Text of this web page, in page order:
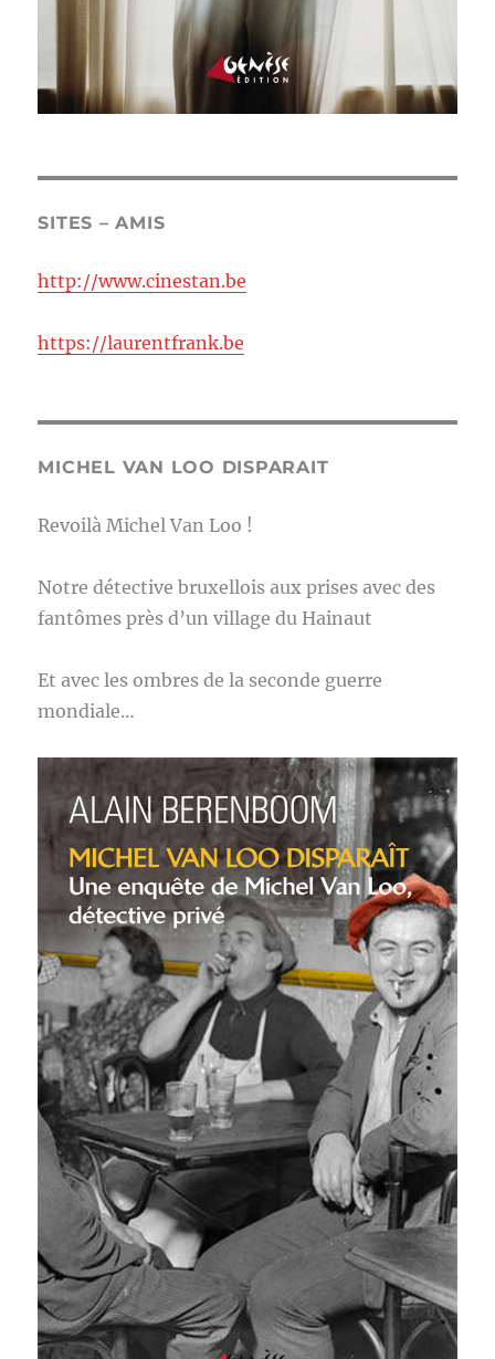
SITES – AMIS
http://www.cinestan.be
https://laurentfrank.be
MICHEL VAN LOO DISPARAIT
Revoilà Michel Van Loo !
Notre détective bruxellois aux prises avec des
fantômes près d’un village du Hainaut
Et avec les ombres de la seconde guerre
mondiale…